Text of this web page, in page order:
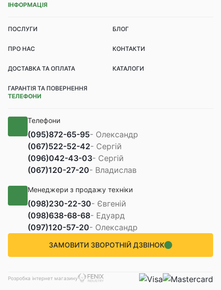
ІНФОРМАЦІЯ
ПОСЛУГИ БЛОГ
ПРО НАС КОНТАКТИ
ДОСТАВКА ТА ОПЛАТА КАТАЛОГИ
ГАРАНТІЯ ТА ПОВЕРНЕННЯ
ТЕЛЕФОНИ
Телефони
(095)872-65-95- Олександр
(067)522-52-42- Сергій
(096)042-43-03- Сергій
(067)120-27-20- Владислав
Менеджери з продажу техніки
(098)230-22-30- Євгеній
(098)638-68-68- Едуард
(097)120-57-20- Олександр
Розробка інтернет магазину
ЗАМОВИТИ ЗВОРОТНІЙ ДЗВІНОК